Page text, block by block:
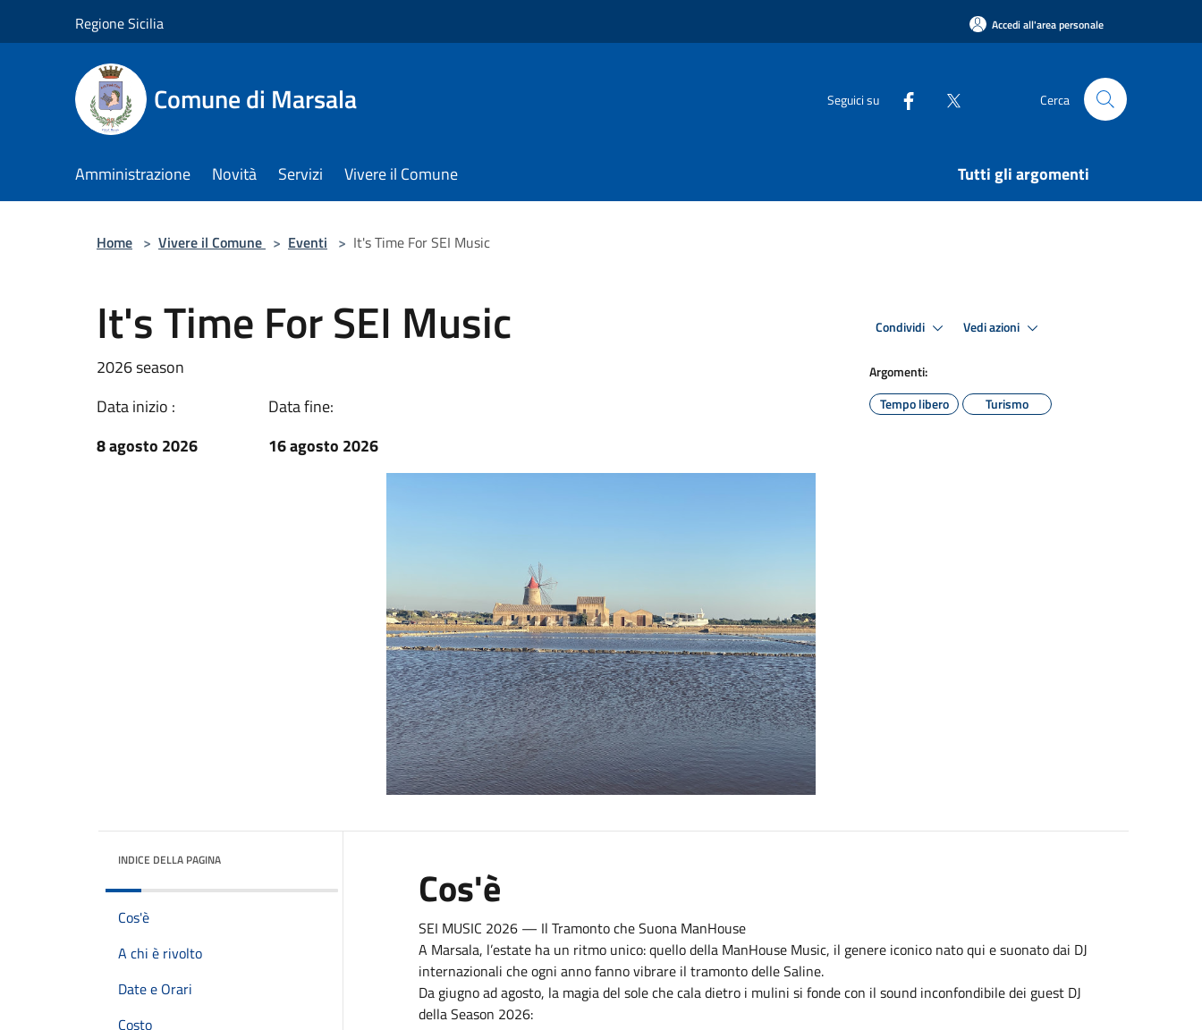
Regione Sicilia Accedi all'area personale
Comune di Marsala Seguici su Cerca
Amministrazione Novità Servizi Vivere il Comune Tutti gli argomenti
Home > Vivere il Comune > Eventi > It's Time For SEI Music
It's Time For SEI Music
2026 season
Data inizio :
8 agosto 2026
Data fine:
16 agosto 2026
Condividi Vedi azioni
Argomenti:
Tempo libero
Turismo
INDICE DELLA PAGINA
Cos'è
A chi è rivolto
Date e Orari
Costo
Cos'è
SEI MUSIC 2026 — Il Tramonto che Suona ManHouse
A Marsala, l’estate ha un ritmo unico: quello della ManHouse Music, il genere iconico nato qui e suonato dai DJ
internazionali che ogni anno fanno vibrare il tramonto delle Saline.
Da giugno ad agosto, la magia del sole che cala dietro i mulini si fonde con il sound inconfondibile dei guest DJ
della Season 2026: